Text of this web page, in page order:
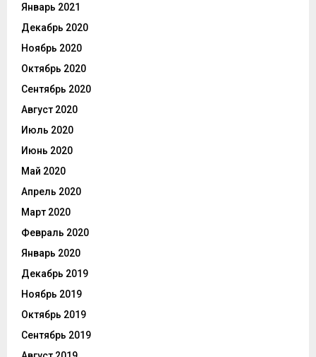
Январь 2021
Декабрь 2020
Ноябрь 2020
Октябрь 2020
Сентябрь 2020
Август 2020
Июль 2020
Июнь 2020
Май 2020
Апрель 2020
Март 2020
Февраль 2020
Январь 2020
Декабрь 2019
Ноябрь 2019
Октябрь 2019
Сентябрь 2019